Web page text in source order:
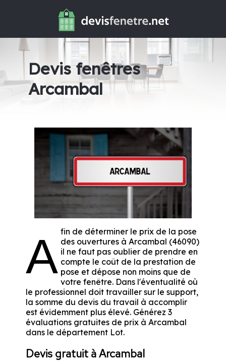
Devis fenêtres
Arcambal
A fin de déterminer le prix de la pose
des ouvertures à Arcambal (46090)
il ne faut pas oublier de prendre en
compte le coût de la prestation de
pose et dépose non moins que de
votre fenêtre. Dans l'éventualité où
le professionnel doit travailler sur le support,
la somme du devis du travail à accomplir
est évidemment plus élevé. Générez 3
évaluations gratuites de prix à Arcambal
dans le département Lot.
Devis gratuit à Arcambal